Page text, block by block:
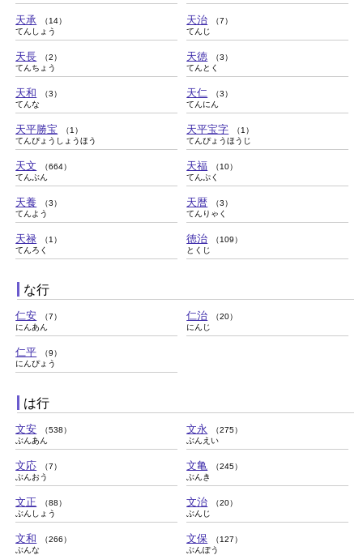
天承
（14）
てんしょう
天治
（7）
てんじ
天長
（2）
てんちょう
天徳
（3）
てんとく
天和
（3）
てんな
天仁
（3）
てんにん
天平勝宝
（1）
てんぴょうしょうほう
天平宝字
（1）
てんぴょうほうじ
天文
（664）
てんぶん
天福
（10）
てんぷく
天養
（3）
てんよう
天暦
（3）
てんりゃく
天禄
（1）
てんろく
徳治
（109）
とくじ
な行
仁安
（7）
にんあん
仁治
（20）
にんじ
仁平
（9）
にんぴょう
は行
文安
（538）
ぶんあん
文永
（275）
ぶんえい
文応
（7）
ぶんおう
文亀
（245）
ぶんき
文正
（88）
ぶんしょう
文治
（20）
ぶんじ
文和
（266）
ぶんな
文保
（127）
ぶんぽう